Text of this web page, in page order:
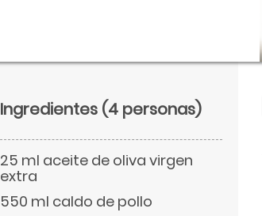
Ingredientes (4 personas)
25 ml aceite de oliva virgen
extra
550 ml caldo de pollo